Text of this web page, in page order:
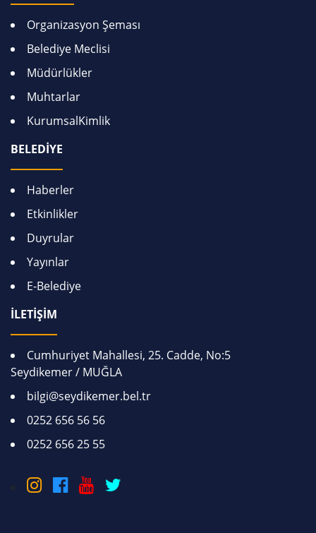
Organizasyon Şeması
Belediye Meclisi
Müdürlükler
Muhtarlar
KurumsalKimlik
BELEDİYE
Haberler
Etkinlikler
Duyrular
Yayınlar
E-Belediye
İLETİŞİM
Cumhuriyet Mahallesi, 25. Cadde, No:5
Seydikemer / MUĞLA
bilgi@seydikemer.bel.tr
0252 656 56 56
0252 656 25 55